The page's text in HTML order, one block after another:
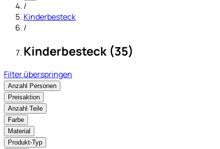
/
Kinderbesteck
/
Kinderbesteck (35)
Filter überspringen
Anzahl Personen
Preisaktion
Anzahl Teile
Farbe
Material
Produkt-Typ